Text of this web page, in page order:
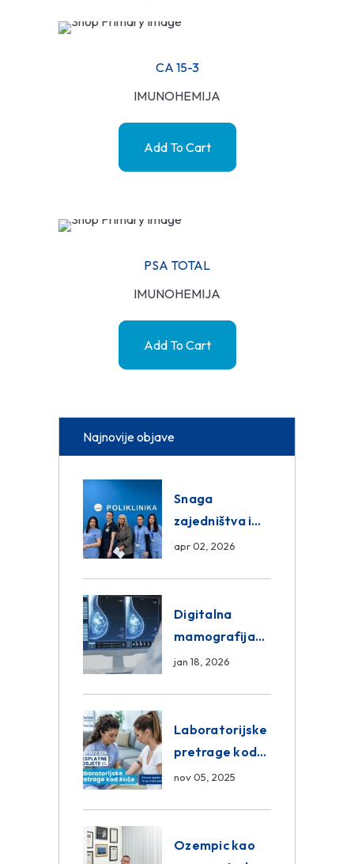
CA 15-3
IMUNOHEMIJA
Add To Cart
PSA TOTAL
IMUNOHEMIJA
Add To Cart
Najnovije objave
Snaga
zajedništva i
razmjena
Group
apr 02, 2026
Digitalna
mamografija
Sarajevo –
Centar
Poliklinika
jan 18, 2026
Laboratorijske
pretrage kod
kuće – novo u
Poliklinici
nov 05, 2025
Ozempic kao